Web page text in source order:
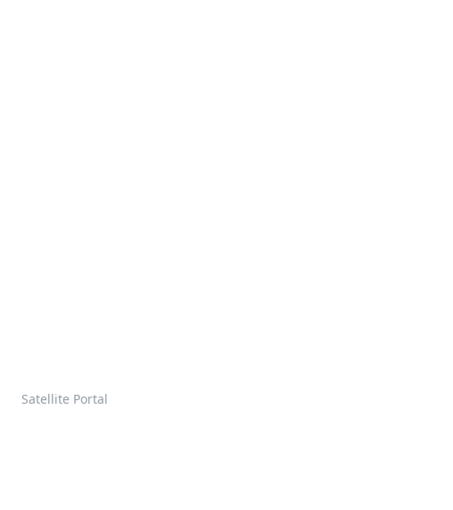
Satellite Portal